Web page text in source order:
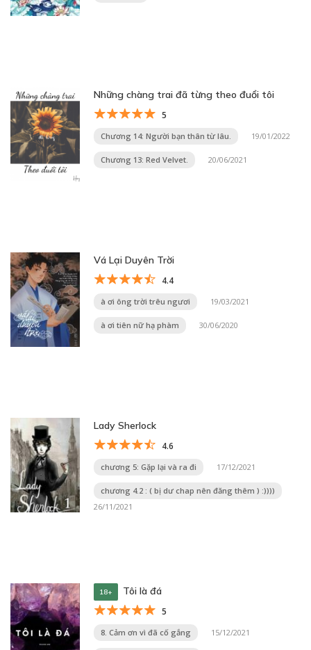
Những chàng trai đã từng theo đuổi tôi
5
Chương 14: Người bạn thân từ lâu. 19/01/2022
Chương 13: Red Velvet. 20/06/2021
Vá Lại Duyên Trời
4.4
à ơi ông trời trêu ngươi 19/03/2021
à ơi tiên nữ hạ phàm 30/06/2020
Lady Sherlock
4.6
chương 5: Gặp lại và ra đi 17/12/2021
chương 4.2 : ( bị dư chap nên đăng thêm ) :))))
26/11/2021
18+ Tôi là đá
5
8. Cảm ơn vì đã cố gắng 15/12/2021